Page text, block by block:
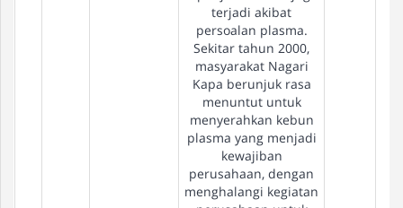
terjadi akibat
persoalan plasma.
Sekitar tahun 2000,
masyarakat Nagari
Kapa berunjuk rasa
menuntut untuk
menyerahkan kebun
plasma yang menjadi
kewajiban
perusahaan, dengan
menghalangi kegiatan